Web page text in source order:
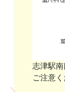
志津駅
ご注意く